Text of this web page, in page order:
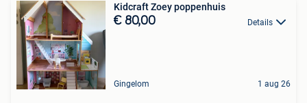
Kidcraft Zoey poppenhuis
€ 80,00 Details
Gingelom 1 aug 26